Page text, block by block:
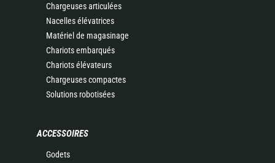
Chargeuses articulées
Nacelles élévatrices
Matériel de magasinage
Chariots embarqués
Chariots élévateurs
Chargeuses compactes
Solutions robotisées
ACCESSOIRES
Godets